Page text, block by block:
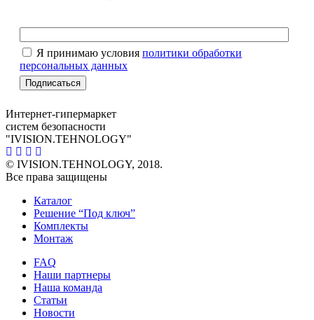
Я принимаю условия политики обработки
персональных данных
Интернет-гипермаркет
систем безопасности
"IVISION.TEHNOLOGY"
© IVISION.TEHNOLOGY, 2018.
Все права защищены
Каталог
Решение “Под ключ”
Комплекты
Монтаж
FAQ
Наши партнеры
Наша команда
Статьи
Новости